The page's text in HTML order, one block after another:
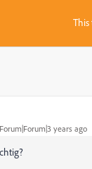
This
Forum|Forum|3 years ago